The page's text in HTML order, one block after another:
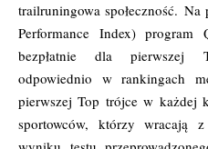
trailruningowa społeczność.
Performance Index) program
bezpłatnie dla pierwszej
odpowiednio w rankingach
pierwszej Top trójce w każdej
sportowców, którzy wracają